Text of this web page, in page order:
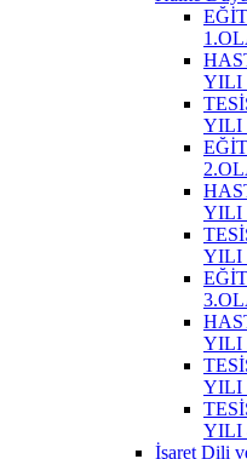
YILI
YILI
YILI
YILI
YILI
YILI
YILI
İşaret Dili